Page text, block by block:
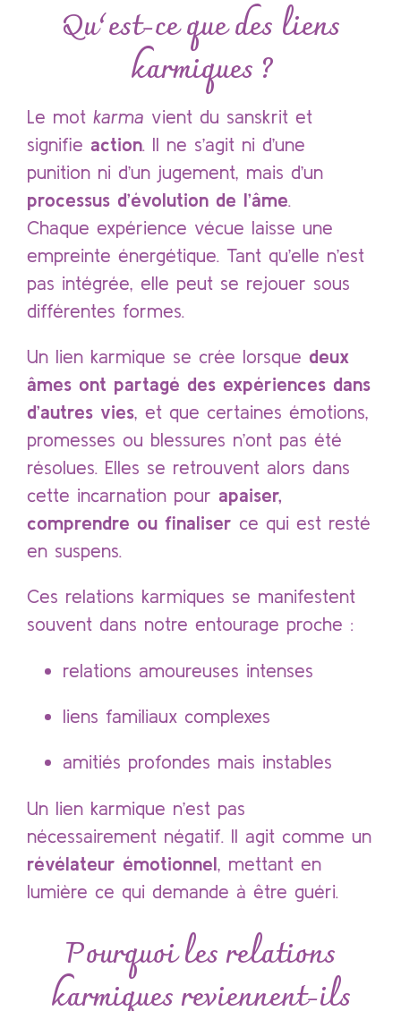
Qu’est-ce que des liens
karmiques ?
Le mot karma vient du sanskrit et
signifie action. Il ne s’agit ni d’une
punition ni d’un jugement, mais d’un
processus d’évolution de l’âme.
Chaque expérience vécue laisse une
empreinte énergétique. Tant qu’elle n’est
pas intégrée, elle peut se rejouer sous
différentes formes.
Un lien karmique se crée lorsque deux
âmes ont partagé des expériences dans
d’autres vies, et que certaines émotions,
promesses ou blessures n’ont pas été
résolues. Elles se retrouvent alors dans
cette incarnation pour apaiser,
comprendre ou finaliser ce qui est resté
en suspens.
Ces relations karmiques se manifestent
souvent dans notre entourage proche :
relations amoureuses intenses
liens familiaux complexes
amitiés profondes mais instables
Un lien karmique n’est pas
nécessairement négatif. Il agit comme un
révélateur émotionnel, mettant en
lumière ce qui demande à être guéri.
Pourquoi les relations
karmiques reviennent-ils